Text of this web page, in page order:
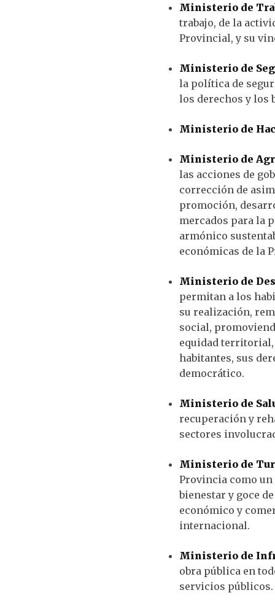
Ministerio de
trabajo, de la
Provincial, y su
Ministerio de
la política de
los derechos y los
Ministerio de
Ministerio de
las acciones de
corrección de
promoción,
mercados para la
armónico
económicas de la
Ministerio de
permitan a los
su realización,
social,
equidad territorial,
habitantes, sus
democrático.
Ministerio de
recuperación y
sectores
Ministerio de
Provincia como
bienestar y goce
económico y
internacional.
Ministerio de
obra pública en
servicios públicos.